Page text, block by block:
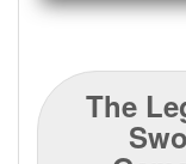
The